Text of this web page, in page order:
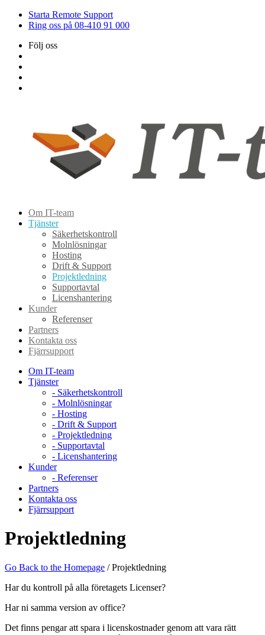
Starta Remote Support
Ring oss på 08-410 91 000
Följ oss
Om IT-team
Tjänster
Säkerhetskontroll
Molnlösningar
Hosting
Drift & Support
Projektledning
Supportavtal
Licenshantering
Kunder
Referenser
Partners
Kontakta oss
Fjärrsupport
Om IT-team
Tjänster
- Säkerhetskontroll
- Molnlösningar
- Hosting
- Drift & Support
- Projektledning
- Supportavtal
- Licenshantering
Kunder
- Referenser
Partners
Kontakta oss
Fjärrsupport
Projektledning
Go Back to the Homepage /Projektledning
Har du kontroll på alla företagets Licenser?
Har ni samma version av office?
Det finns pengar att spara i licenskostnader genom att vara rätt